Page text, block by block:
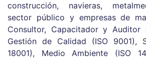
construcción, navieras,
sector público y empresas de
Consultor, Capacitador y Auditor
Gestión de Calidad (ISO 9001),
18001), Medio Ambiente (ISO